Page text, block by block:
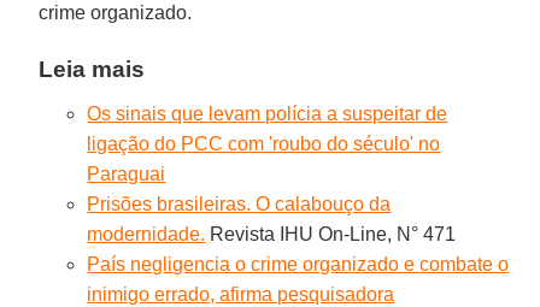
crime organizado.
Leia mais
Os sinais que levam polícia a suspeitar de
ligação do PCC com 'roubo do século' no
Paraguai
Prisões brasileiras. O calabouço da
modernidade. Revista IHU On-Line, N° 471
País negligencia o crime organizado e combate o
inimigo errado, afirma pesquisadora